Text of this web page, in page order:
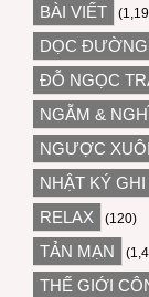
BÀI VIẾT
DỌC ĐƯỜNG
ĐỖ NGỌC
NGẪM &
NGƯỢC
NHẬT KÝ GHI
RELAX (120)
TẢN MẠN
THẾ GIỚI